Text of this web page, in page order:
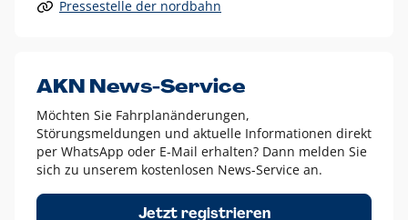
Alle anderen Logo-Varianten dürfen nur in Ausnahmefällen
Diese Ausnahmen sind zum Beispiel:
dem AKN Blau,
weißes Logo auf Fotohintergründen,
schwarzes Logo für reine Schwarz-Weiß-Umsetzungen
Um das Logo herum muss ein Schutzraum von jeweils einer
Pressestelle der nordbahn
AKN News-Service
Möchten Sie Fahrplanänderungen,
Störungsmeldungen und aktuelle Informationen direkt
per WhatsApp oder E-Mail erhalten? Dann melden Sie
sich zu unserem kostenlosen News-Service an.
Jetzt registrieren